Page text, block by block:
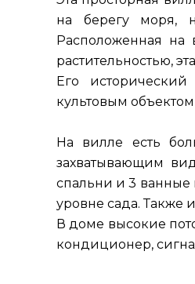
на берегу моря,
Расположенная
растительностью,
Его
культовым
На вилле есть
захватывающим
спальни и 3 ванные
уровне сада. Также
В доме высокие
кондиционер,